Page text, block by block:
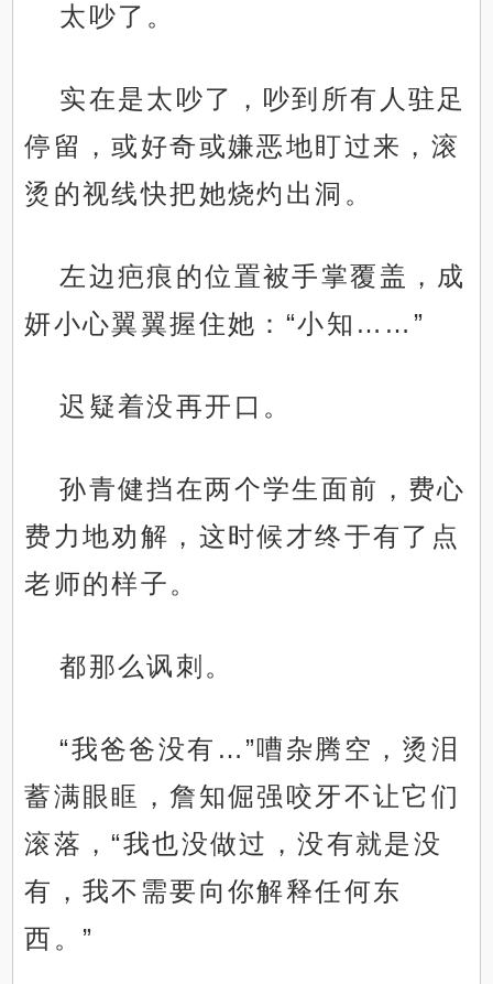
太吵了。
实在是太吵了，吵到所有人驻足
停留，或好奇或嫌恶地盯过来，滚
烫的视线快把她烧灼出洞。
左边疤痕的位置被手掌覆盖，成
妍小心翼翼握住她：“小知……”
迟疑着没再开口。
孙青健挡在两个学生面前，费心
费力地劝解，这时候才终于有了点
老师的样子。
都那么讽刺。
“我爸爸没有…”嘈杂腾空，烫泪
蓄满眼眶，詹知倔强咬牙不让它们
滚落，“我也没做过，没有就是没
有，我不需要向你解释任何东
西。”